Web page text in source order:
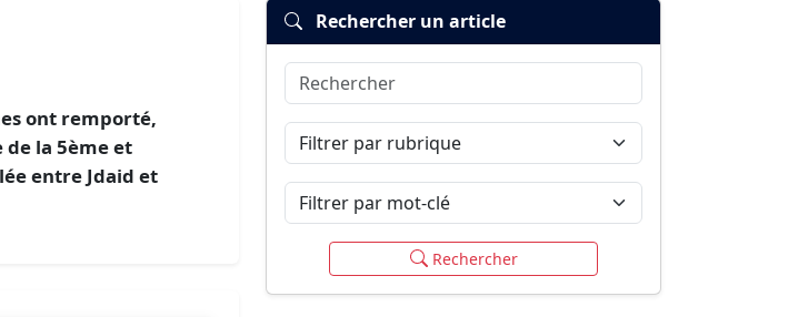
ont remporté,
de la 5ème et
entre Jdaid et
Rechercher un article
Rechercher
Filtrer par rubrique
Filtrer par mot-clé
Rechercher